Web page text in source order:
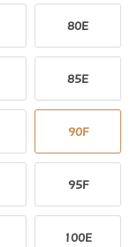
80E
85E
90F
95F
100E